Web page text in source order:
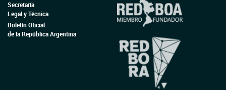
Secretaría
Legal y Técnica
Boletín Oficial
de la República Argentina